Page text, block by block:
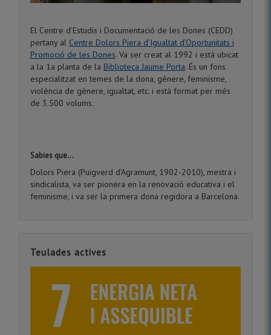
El Centre d’Estudis i Documentació de les Dones (CEDD)
pertany al Centre Dolors Piera d’Igualtat d’Oportunitats i
Promoció de les Dones. Va ser creat al 1992 i està ubicat
a la 1a planta de la Biblioteca Jaume Porta. És un fons
especialitzat en temes de la dona, gènere, feminisme,
violència de gènere, igualtat, etc. i està format per més
de 3.500 volums.
Sabies que...
Dolors Piera (Puigverd d’Agramunt, 1902-2010), mestra i
sindicalista, va ser pionera en la renovació educativa i el
feminisme, i va ser la primera dona regidora a Barcelona.
Teulades actives